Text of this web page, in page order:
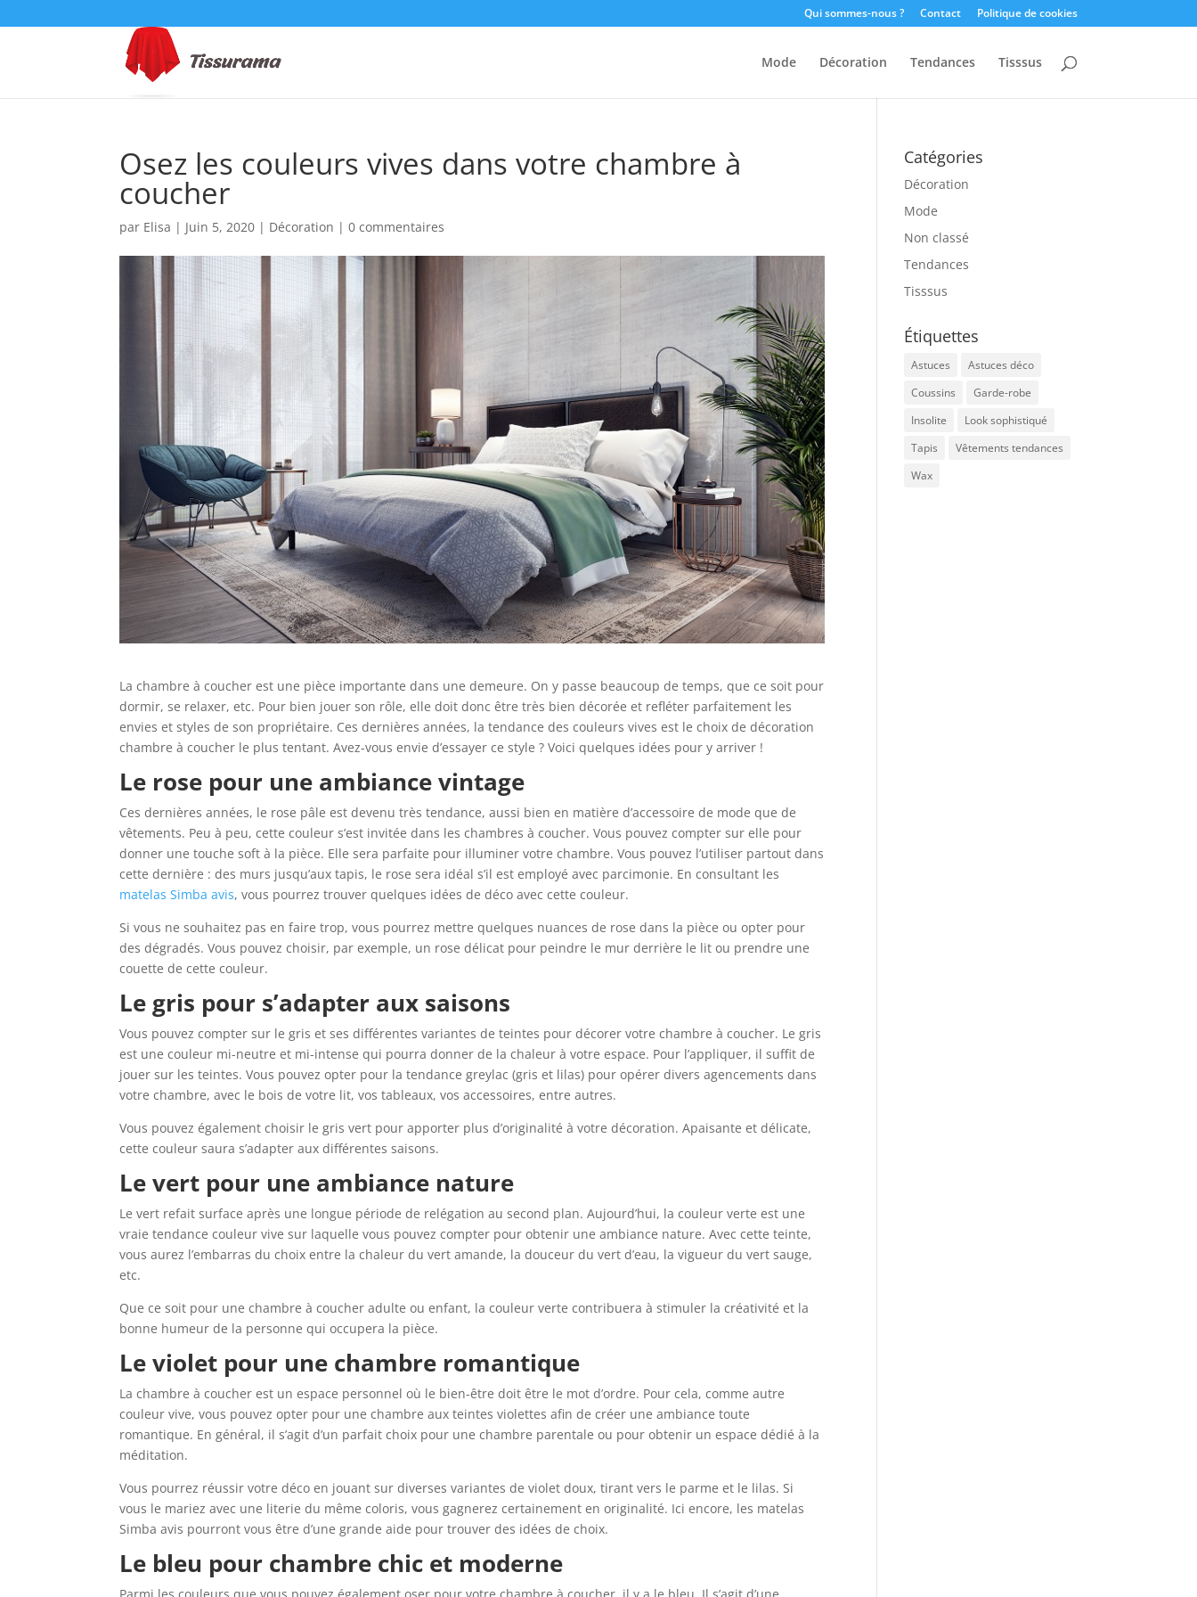
Qui sommes-nous ? Contact Politique de cookies
Mode Décoration Tendances Tisssus
Osez les couleurs vives dans votre chambre à
coucher
par Elisa | Juin 5, 2020 | Décoration |0 commentaires
La chambre à coucher est une pièce importante dans une demeure. On y passe beaucoup de temps, que ce soit pour
dormir, se relaxer, etc. Pour bien jouer son rôle, elle doit donc être très bien décorée et refléter parfaitement les
envies et styles de son propriétaire. Ces dernières années, la tendance des couleurs vives est le choix de décoration
chambre à coucher le plus tentant. Avez-vous envie d’essayer ce style ? Voici quelques idées pour y arriver !
Le rose pour une ambiance vintage
Ces dernières années, le rose pâle est devenu très tendance, aussi bien en matière d’accessoire de mode que de
vêtements. Peu à peu, cette couleur s’est invitée dans les chambres à coucher. Vous pouvez compter sur elle pour
donner une touche soft à la pièce. Elle sera parfaite pour illuminer votre chambre. Vous pouvez l’utiliser partout dans
cette dernière : des murs jusqu’aux tapis, le rose sera idéal s’il est employé avec parcimonie. En consultant les
matelas Simba avis, vous pourrez trouver quelques idées de déco avec cette couleur.
Si vous ne souhaitez pas en faire trop, vous pourrez mettre quelques nuances de rose dans la pièce ou opter pour
des dégradés. Vous pouvez choisir, par exemple, un rose délicat pour peindre le mur derrière le lit ou prendre une
couette de cette couleur.
Le gris pour s’adapter aux saisons
Vous pouvez compter sur le gris et ses différentes variantes de teintes pour décorer votre chambre à coucher. Le gris
est une couleur mi-neutre et mi-intense qui pourra donner de la chaleur à votre espace. Pour l’appliquer, il suffit de
jouer sur les teintes. Vous pouvez opter pour la tendance greylac (gris et lilas) pour opérer divers agencements dans
votre chambre, avec le bois de votre lit, vos tableaux, vos accessoires, entre autres.
Vous pouvez également choisir le gris vert pour apporter plus d’originalité à votre décoration. Apaisante et délicate,
cette couleur saura s’adapter aux différentes saisons.
Le vert pour une ambiance nature
Le vert refait surface après une longue période de relégation au second plan. Aujourd’hui, la couleur verte est une
vraie tendance couleur vive sur laquelle vous pouvez compter pour obtenir une ambiance nature. Avec cette teinte,
vous aurez l’embarras du choix entre la chaleur du vert amande, la douceur du vert d’eau, la vigueur du vert sauge,
etc.
Que ce soit pour une chambre à coucher adulte ou enfant, la couleur verte contribuera à stimuler la créativité et la
bonne humeur de la personne qui occupera la pièce.
Le violet pour une chambre romantique
La chambre à coucher est un espace personnel où le bien-être doit être le mot d’ordre. Pour cela, comme autre
couleur vive, vous pouvez opter pour une chambre aux teintes violettes afin de créer une ambiance toute
romantique. En général, il s’agit d’un parfait choix pour une chambre parentale ou pour obtenir un espace dédié à la
méditation.
Vous pourrez réussir votre déco en jouant sur diverses variantes de violet doux, tirant vers le parme et le lilas. Si
vous le mariez avec une literie du même coloris, vous gagnerez certainement en originalité. Ici encore, les matelas
Simba avis pourront vous être d’une grande aide pour trouver des idées de choix.
Le bleu pour chambre chic et moderne
Catégories
Décoration
Mode
Non classé
Tendances
Tisssus
Étiquettes
Astuces
Astuces déco
Coussins
Garde-robe
Insolite
Look sophistiqué
Tapis
Vêtements tendances
Wax